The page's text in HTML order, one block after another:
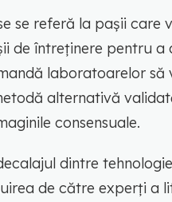
se referă la pașii care
de întreținere pentru
laboratoarelor să
alternativă
consensuale.
dintre
de către experți a